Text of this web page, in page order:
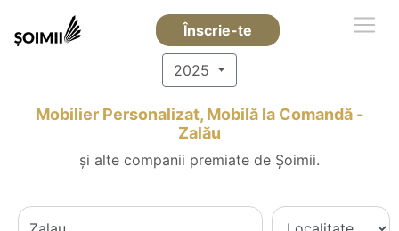
Înscrie-te
2025
Mobilier Personalizat, Mobilă la Comandă -
Zalău
și alte companii premiate de Șoimii.